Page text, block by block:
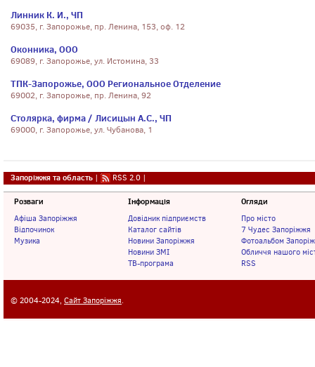
Линник К. И., ЧП
69035, г. Запорожье, пр. Ленина, 153, оф. 12
Оконника, ООО
69089, г. Запорожье, ул. Истомина, 33
ТПК-Запорожье, ООО Региональное Отделение
69002, г. Запорожье, пр. Ленина, 92
Столярка, фирма / Лисицын А.С., ЧП
69000, г. Запорожье, ул. Чубанова, 1
Запоріжжя та область | RSS 2.0 |
Розваги
Афіша Запоріжжя
Відпочинок
Музика
Інформація
Довідник підприємств
Каталог сайтів
Новини Запоріжжя
Новини ЗМІ
ТВ-програма
Огляди
Про місто
7 Чудес Запоріжжя
Фотоальбом
Обличчя нашого
RSS
© 2004-2024, Сайт Запоріжжя.